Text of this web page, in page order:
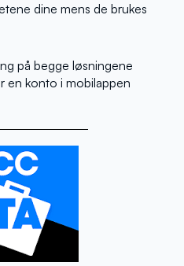
dine mens de brukes
på begge løsningene
en konto i mobilappen